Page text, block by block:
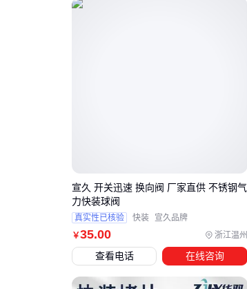
￥35.00 浙江温州
宣久 开关迅速 换向阀 厂家直供 不锈钢气
力快装球阀
真实性已核验 快装 宣久品牌
查看电话 在线咨询